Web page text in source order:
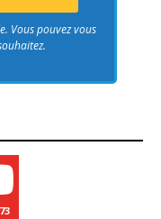
Vous pouvez vous